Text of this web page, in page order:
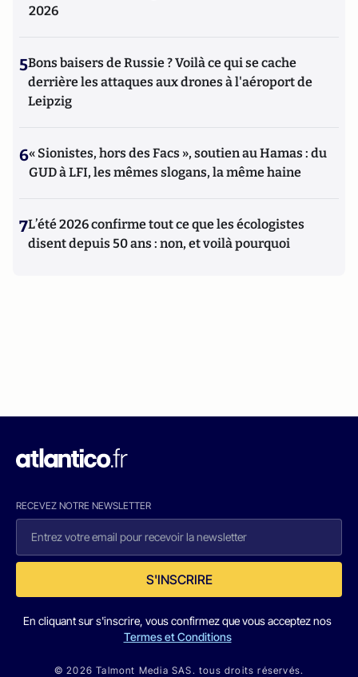
2026
5Bons baisers de Russie ? Voilà ce qui se cache
derrière les attaques aux drones à l'aéroport de
Leipzig
6« Sionistes, hors des Facs », soutien au Hamas : du
GUD à LFI, les mêmes slogans, la même haine
7L’été 2026 confirme tout ce que les écologistes
disent depuis 50 ans : non, et voilà pourquoi
RECEVEZ NOTRE NEWSLETTER
S'INSCRIRE
En cliquant sur s'inscrire, vous confirmez que vous acceptez nos
Termes et Conditions
© 2026 Talmont Media SAS. tous droits réservés.